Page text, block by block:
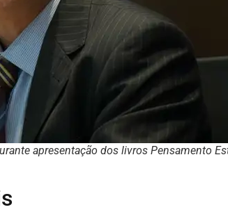
apresentação dos livros Pensamento